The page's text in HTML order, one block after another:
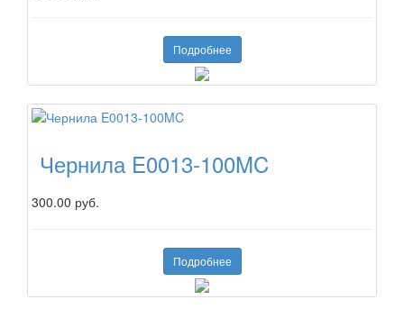
Подробнее
Чернила E0013-100MC
300.00 руб.
Подробнее